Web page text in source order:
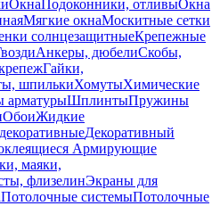
ОкнаПодоконники, отливыОкна
Мягкие окнаМоскитные сетки
солнцезащитныеКрепежные
Анкеры, дюбелиСкобы,
Гайки,
шпилькиХомутыХимические
арматурыШплинтыПружины
ОбоиЖидкие
Декоративный
Армирующие
маяки,
флизелинЭкраны для
Потолочные системыПотолочные